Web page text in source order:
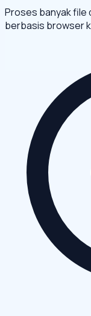
Proses banyak file
berbasis browser